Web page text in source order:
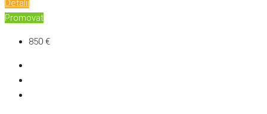
Detalii
Promovat
850 €